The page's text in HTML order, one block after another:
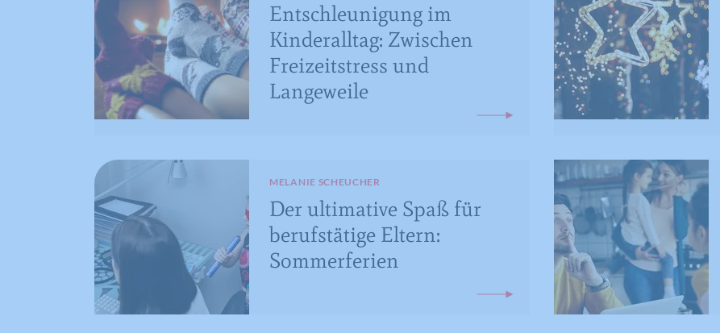
Entschleunigung im
Kinderalltag: Zwischen
Freizeitstress und
Langeweile
MELANIE SCHEUCHER
Der ultimative Spaß für
berufstätige Eltern:
Sommerferien